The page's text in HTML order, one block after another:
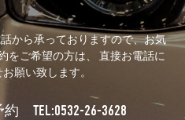
から承っておりますので、お気
をご希望の方は、 直接お電話に
願い致します。
約 TEL:0532-26-3628